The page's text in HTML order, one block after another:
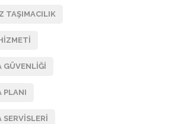
TAŞIMACILIK
GÜVENLIĞI
PLANI
SERVISLERI